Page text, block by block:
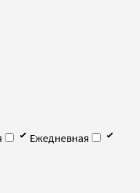
Ежедневная